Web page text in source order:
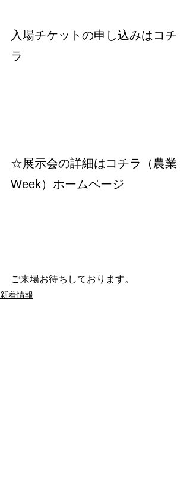
入場チケットの申し込みはコチ
ラ
☆展示会の詳細はコチラ（農業
Week）ホームページ
ご来場お待ちしております。
新着情報